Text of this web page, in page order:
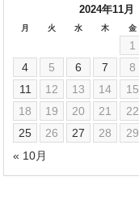
2024年11月
月 火 水 木 金
« 10月
1
4
5 6 7 8
11
12 13 14 15
18
19 20 21 22
25
26 27 28 29